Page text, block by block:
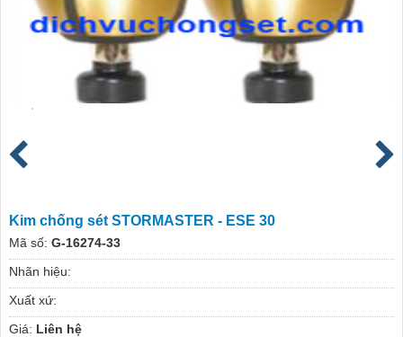
Kim chống sét STORMASTER - ESE 30
Mã số: G-16274-33
Nhãn hiệu:
Xuất xứ:
Giá: Liên hệ